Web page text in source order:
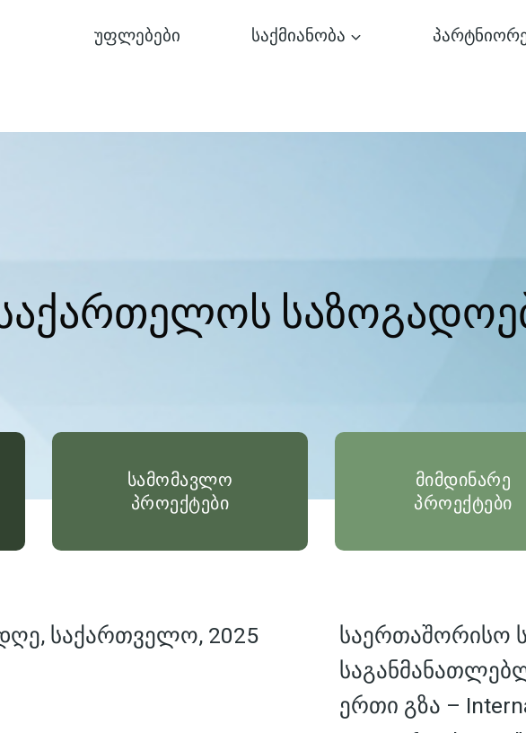
უფლებები საქმიანობა
სამომავლო
პროექტები
მიმდინარე
პროექტები
საქართველო, 2025
საერთაშორისო
ერთი გზა –